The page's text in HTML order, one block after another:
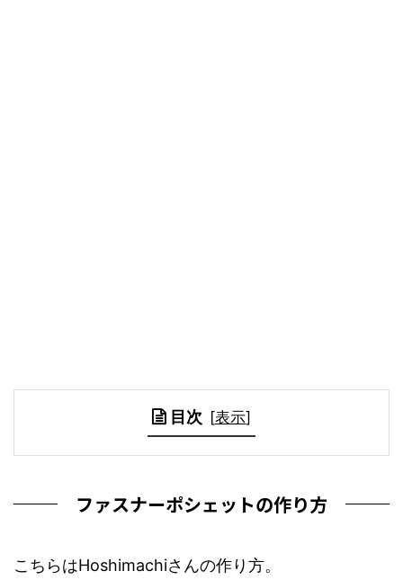
目次 [表示]
ファスナーポシェットの作り方
こちらはHoshimachiさんの作り方。